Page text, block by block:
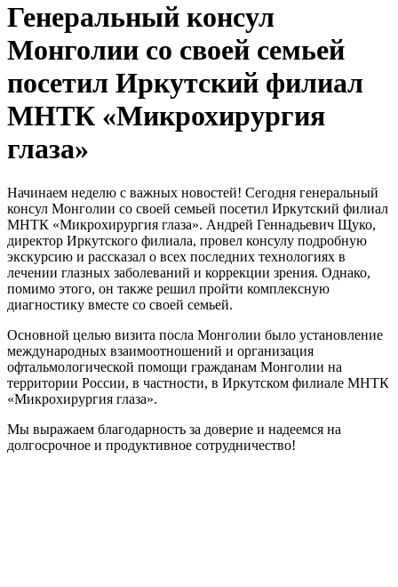
Генеральный консул
Монголии со своей семьей
посетил Иркутский филиал
МНТК «Микрохирургия
глаза»
Начинаем неделю с важных новостей! Сегодня генеральный
консул Монголии со своей семьей посетил Иркутский филиал
МНТК «Микрохирургия глаза». Андрей Геннадьевич Щуко,
директор Иркутского филиала, провел консулу подробную
экскурсию и рассказал о всех последних технологиях в
лечении глазных заболеваний и коррекции зрения. Однако,
помимо этого, он также решил пройти комплексную
диагностику вместе со своей семьей.
Основной целью визита посла Монголии было установление
международных взаимоотношений и организация
офтальмологической помощи гражданам Монголии на
территории России, в частности, в Иркутском филиале МНТК
«Микрохирургия глаза».
Мы выражаем благодарность за доверие и надеемся на
долгосрочное и продуктивное сотрудничество!